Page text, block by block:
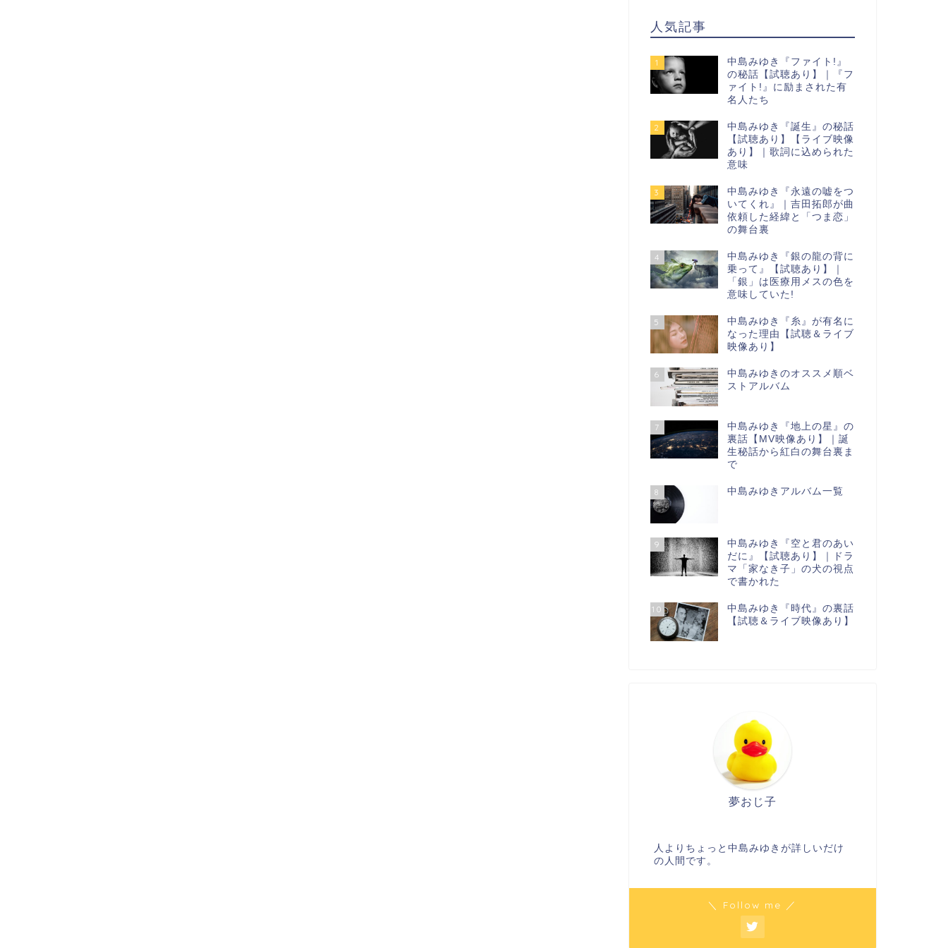
人気記事
1
中島みゆき『ファイト!』
の秘話【試聴あり】｜『フ
ァイト!』に励まされた有
名人たち
2
中島みゆき『誕生』の秘話
【試聴あり】【ライブ映像
あり】｜歌詞に込められた
意味
3
中島みゆき『永遠の嘘をつ
いてくれ』｜吉田拓郎が曲
依頼した経緯と「つま恋」
の舞台裏
4
中島みゆき『銀の龍の背に
乗って』【試聴あり】｜
「銀」は医療用メスの色を
意味していた!
5
中島みゆき『糸』が有名に
なった理由【試聴＆ライブ
映像あり】
6
中島みゆきのオススメ順ベ
ストアルバム
7
中島みゆき『地上の星』の
裏話【МV映像あり】｜誕
生秘話から紅白の舞台裏ま
で
8 中島みゆきアルバム一覧
9
中島みゆき『空と君のあい
だに』【試聴あり】｜ドラ
マ「家なき子」の犬の視点
で書かれた
10
中島みゆき『時代』の裏話
【試聴＆ライブ映像あり】
夢おじ子
人よりちょっと中島みゆきが詳しいだけ
の人間です。
＼ Follow me ／